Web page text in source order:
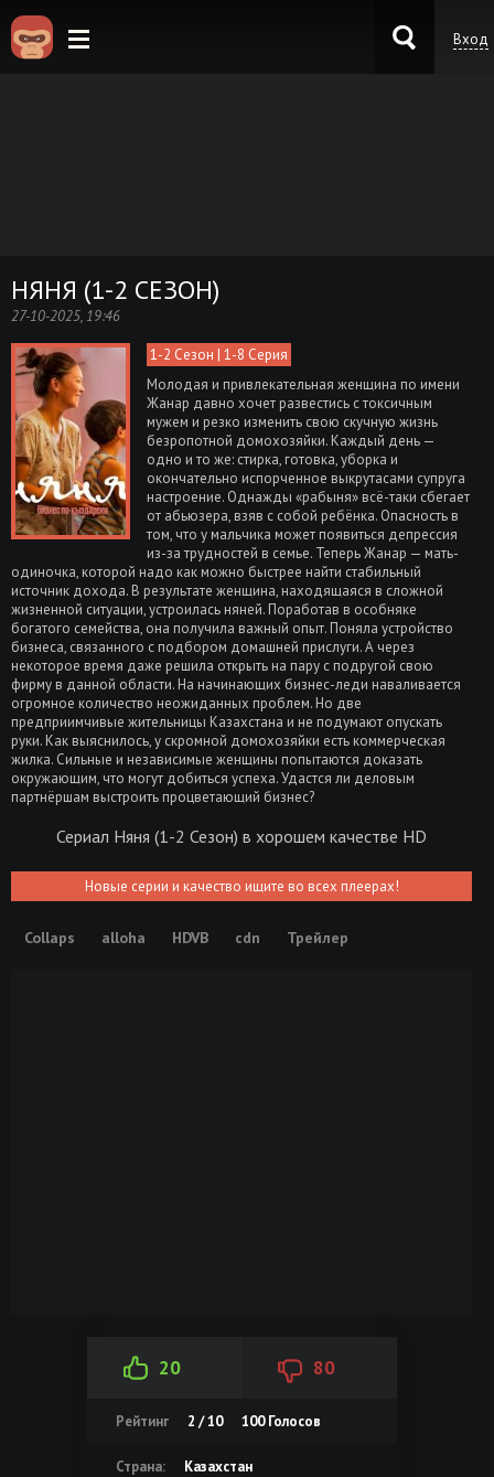
Вход
НЯНЯ (1-2 СЕЗОН)
27-10-2025, 19:46
1-2 Сезон | 1-8 Серия
Молодая и привлекательная женщина по имени
Жанар давно хочет развестись с токсичным
мужем и резко изменить свою скучную жизнь
безропотной домохозяйки. Каждый день —
одно и то же: стирка, готовка, уборка и
окончательно испорченное выкрутасами супруга
настроение. Однажды «рабыня» всё-таки сбегает
от абьюзера, взяв с собой ребёнка. Опасность в
том, что у мальчика может появиться депрессия
из-за трудностей в семье. Теперь Жанар — мать-
одиночка, которой надо как можно быстрее найти стабильный
источник дохода. В результате женщина, находящаяся в сложной
жизненной ситуации, устроилась няней. Поработав в особняке
богатого семейства, она получила важный опыт. Поняла устройство
бизнеса, связанного с подбором домашней прислуги. А через
некоторое время даже решила открыть на пару с подругой свою
фирму в данной области. На начинающих бизнес-леди наваливается
огромное количество неожиданных проблем. Но две
предприимчивые жительницы Казахстана и не подумают опускать
руки. Как выяснилось, у скромной домохозяйки есть коммерческая
жилка. Сильные и независимые женщины попытаются доказать
окружающим, что могут добиться успеха. Удастся ли деловым
партнёршам выстроить процветающий бизнес?
Сериал Няня (1-2 Сезон) в хорошем качестве HD
Новые серии и качество ищите во всех плеерах!
Collaps alloha HDVB cdn Трейлер
20 80
Рейтинг 2 / 10 100Голосов
Страна: Казахстан